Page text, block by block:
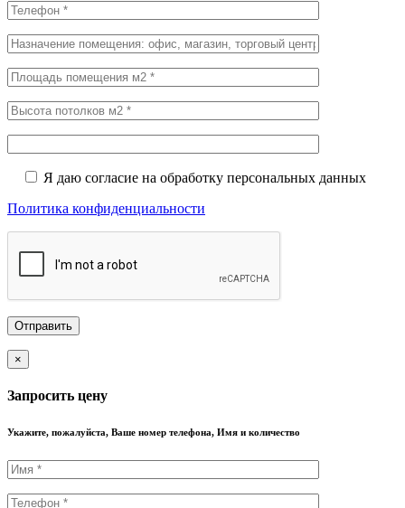
Я даю согласие на обработку персональных данных
Политика конфиденциальности
×
Запросить цену
Укажите, пожалуйста, Ваше номер телефона, Имя и количество